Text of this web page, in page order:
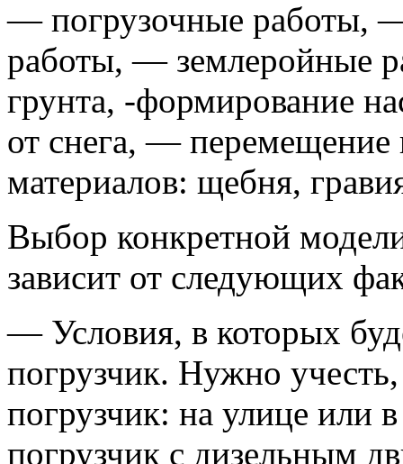
— погрузочные работы,
работы, — землеройные
грунта, -формирование
от снега, —
материалов: щебня,
Выбор конкретной
зависит от следующих
— Условия, в которых
погрузчик. Нужно учесть,
погрузчик: на улице
погрузчик с дизельным